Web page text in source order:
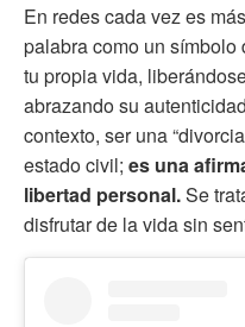
En redes cada vez es
palabra como un
tu propia vida,
abrazando su
contexto, ser una
estado civil; es una
libertad personal.Se
disfrutar de la vida sin